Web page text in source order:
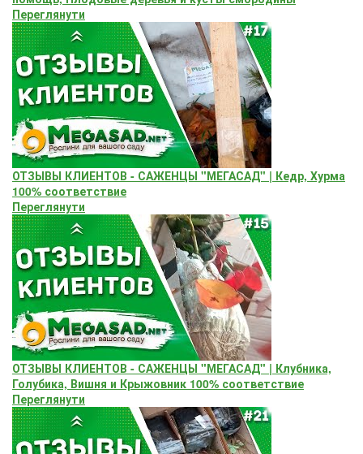
Переглянути
ОТЗЫВЫ КЛИЕНТОВ - САЖЕНЦЫ "МЕГАСАД" | Кедр, Хурма
100% соответствие
Переглянути
ОТЗЫВЫ КЛИЕНТОВ - САЖЕНЦЫ "МЕГАСАД" | Клубника,
Голубика, Вишня и Крыжовник 100% соответствие
Переглянути